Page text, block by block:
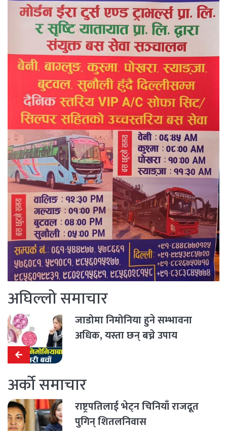
अघिल्लो समाचार
जाडोमा निमोनिया हुने सम्भावना
अधिक, यस्ता छन् बच्ने उपाय
अर्को समाचार
राष्ट्रपतिलाई भेट्न चिनियाँ राजदूत
पुगिन् शितलनिवास